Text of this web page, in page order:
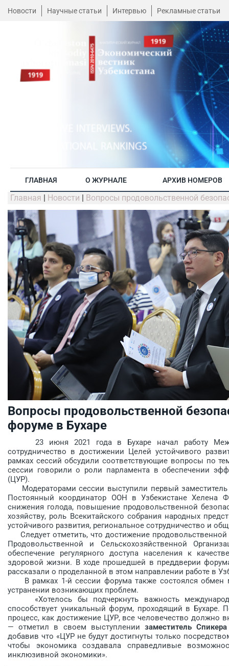
Новости Научные статьи Интервью Рекламные статьи
ГЛАВНАЯ О ЖУРНАЛЕ АРХИВ НОМЕРОВ
Главная | Новости | Вопросы продовольственной
Вопросы продовольственной
форуме в Бухаре
23 июня 2021 года в Бухаре начал работу
сотрудничество в достижении Целей устойчивого
рамках сессий обсудили соответствующие вопросы по
сессии говорили о роли парламента в обеспечении
(ЦУР).
Модераторами сессии выступили первый
Постоянный координатор ООН в Узбекистане Хелена
снижения голода, повышение продовольственной
хозяйству, роль Всекитайского собрания народных
устойчивого развития, региональное сотрудничество и
Следует отметить, что достижение
Продовольственной и Сельскохозяйственной
обеспечение регулярного доступа населения к
здоровой жизни. В ходе прошедшей в преддверии
рассказали о проделанной в этом направлении работе в
В рамках 1-й сессии форума также состоялся обмен
устранении возникающих проблем.
«Хотелось бы подчеркнуть важность
способствует уникальный форум, проходящий в
процесс, как достижение ЦУР, все человечество должно
— отметил в своем выступлении заместитель
добавив что «ЦУР не будут достигнуты только
чтобы экономика создавала справедливые
инклюзивной экономики».